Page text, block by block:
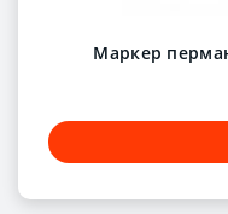
Маркер